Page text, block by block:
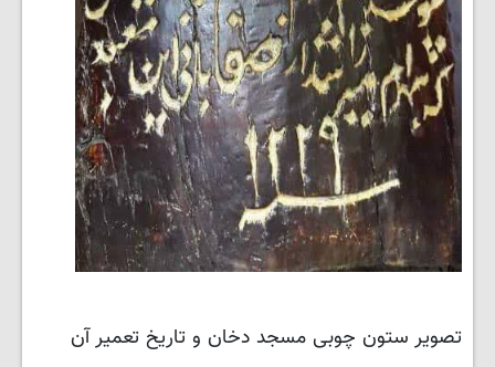
تصویر ستون چوبی مسجد دخان و تاریخ تعمیر آن